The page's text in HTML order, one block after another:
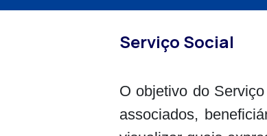
Serviço Social
O objetivo do
associados,